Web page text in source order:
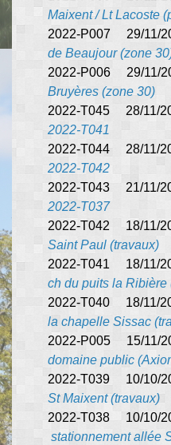
Maixent / Lt Lacoste
2022-P007 29/11/
de Beaujour (zone
2022-P006 29/11/
Bruyères (zone 30)
2022-T045 28/11/
2022-T041
2022-T044 28/11/
2022-T042
2022-T043 21/11/
2022-T037
2022-T042 18/11/
Saint Paul (travaux)
2022-T041 18/11/
ch du puits la Ribière
2022-T040 18/11/
la chapelle Sissac
2022-P005 15/11/
domaine public
2022-T039 10/10/
St Maixent (travaux)
2022-T038 10/10/
stationnement allée